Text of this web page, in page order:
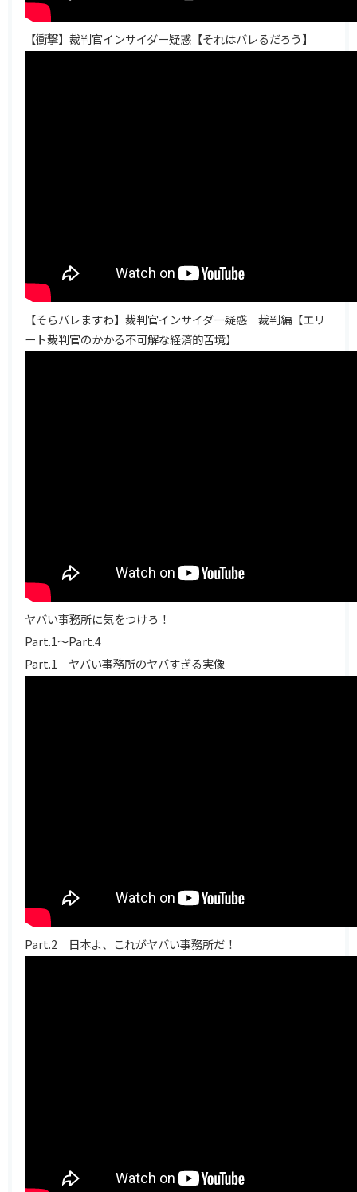
【衝撃】裁判官インサイダー疑惑【それはバレるだろう】
【そらバレますわ】裁判官インサイダー疑惑 裁判編【エリ
ート裁判官のかかる不可解な経済的苦境】
ヤバい事務所に気をつけろ！
Part.1～Part.4
Part.1 ヤバい事務所のヤバすぎる実像
Part.2 日本よ、これがヤバい事務所だ！